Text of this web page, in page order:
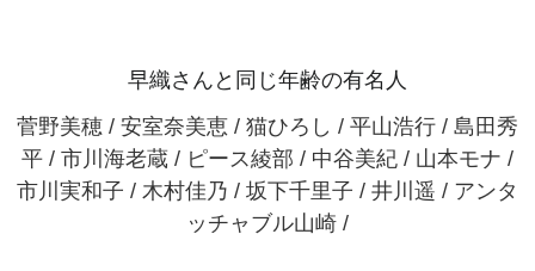
早織さんと同じ年齢の有名人
菅野美穂 / 安室奈美恵 / 猫ひろし / 平山浩行 / 島田秀
平 / 市川海老蔵 / ピース綾部 / 中谷美紀 / 山本モナ /
市川実和子 / 木村佳乃 / 坂下千里子 / 井川遥 / アンタ
ッチャブル山崎 /